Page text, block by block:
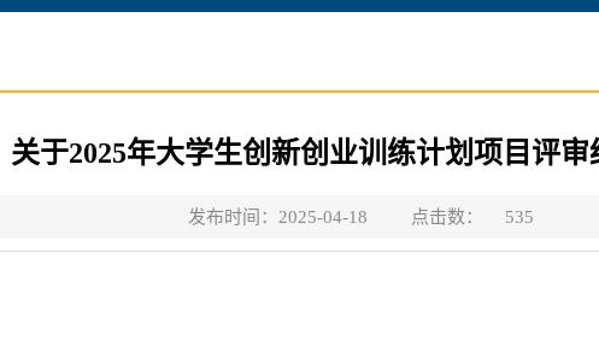
关于2025年大学生创新创业训练计划项目评
发布时间：2025-04-18 点击数： 535